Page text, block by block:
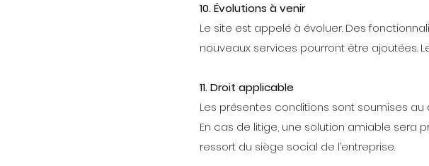
10. Évolutions à venir
Le site est appelé à évoluer. Des
nouveaux services pourront être ajoutées.
11. Droit applicable
Les présentes conditions sont soumises au
En cas de litige, une solution amiable sera
ressort du siège social de l’entreprise.